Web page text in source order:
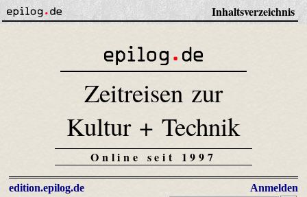
Inhaltsverzeichnis
Zeitreisen zur
Kultur + Technik
Online seit 1997
edition.epilog.de
Anmelden